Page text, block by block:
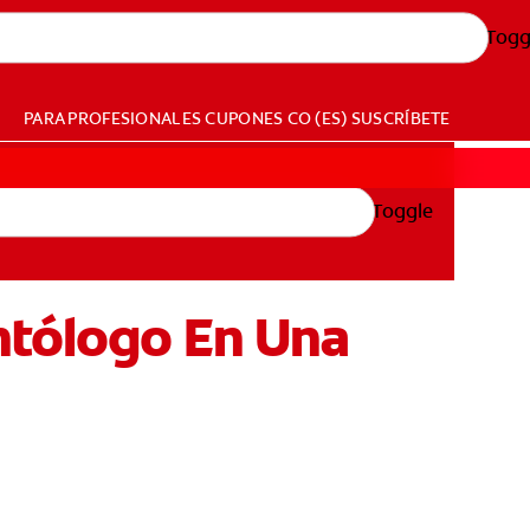
PARA PROFESIONALESCUPONES CO (ES) SUSCRÍBETE
Toggle
En Una